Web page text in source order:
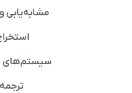
مشابه‌یابی
سیستم‌های